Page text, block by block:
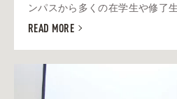
ンパスから多くの在学生や修了
READ MORE